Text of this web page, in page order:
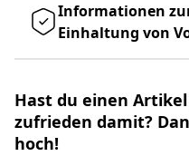
Informationen
Einhaltung von
Hast du einen
zufrieden damit?
hoch!